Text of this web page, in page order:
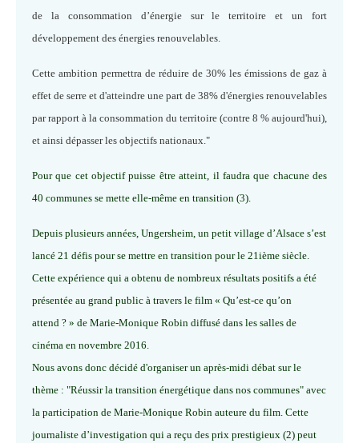
de la consommation d’énergie sur le territoire et un fort
développement des énergies renouvelables.
Cette ambition permettra de réduire de 30% les émissions de gaz à
effet de serre et d'atteindre une part de 38% d'énergies renouvelables
par rapport à la consommation du territoire (contre 8 % aujourd'hui),
et ainsi dépasser les objectifs nationaux."
Pour que cet objectif puisse être atteint, il faudra que chacune des
40 communes se mette elle-même en transition (3).
Depuis plusieurs années, Ungersheim, un petit village d’Alsace s’est
lancé 21 défis pour se mettre en transition pour le 21ième siècle.
Cette expérience qui a obtenu de nombreux résultats positifs a été
présentée au grand public à travers le film « Qu’est-ce qu’on
attend ? » de Marie-Monique Robin diffusé dans les salles de
cinéma en novembre 2016.
Nous avons donc décidé d'organiser un après-midi débat sur le
thème : "Réussir la transition énergétique dans nos communes" avec
la participation de Marie-Monique Robin auteure du film. Cette
journaliste d’investigation qui a reçu des prix prestigieux (2) peut